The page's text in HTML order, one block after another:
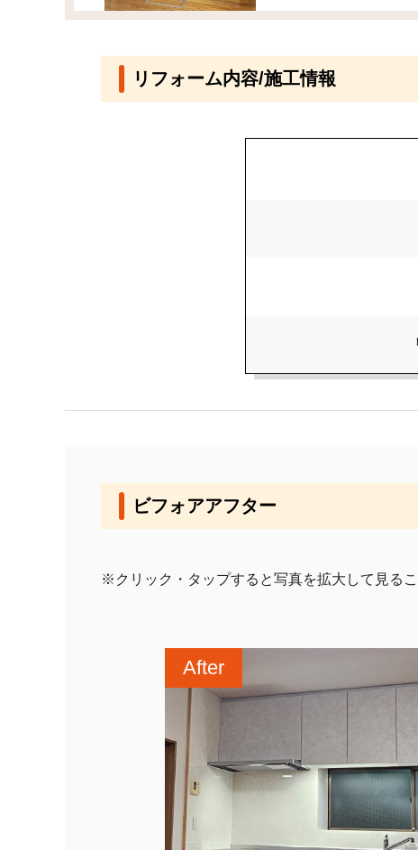
リフォーム内容/施工情報
ビフォアアフター
※クリック・タップすると写真を拡大して見る
After